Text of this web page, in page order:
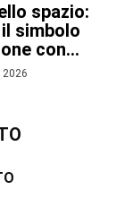
spazio:
simbolo
con...
2026